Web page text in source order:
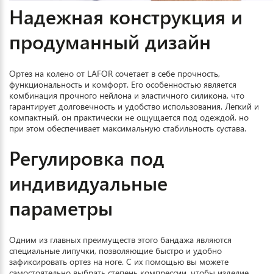
Надежная конструкция и
продуманный дизайн
Ортез на колено от LAFOR сочетает в себе прочность,
функциональность и комфорт. Его особенностью является
комбинация прочного нейлона и эластичного силикона, что
гарантирует долговечность и удобство использования. Легкий и
компактный, он практически не ощущается под одеждой, но
при этом обеспечивает максимальную стабильность сустава.
Регулировка под
индивидуальные
параметры
Одним из главных преимуществ этого бандажа являются
специальные липучки, позволяющие быстро и удобно
зафиксировать ортез на ноге. С их помощью вы можете